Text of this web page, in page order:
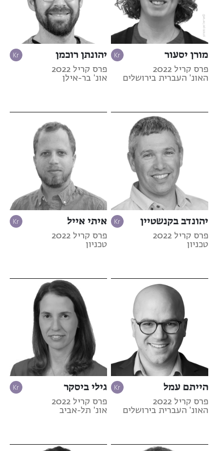
מורן יסעור
פרס קריל 2022
האונ' העברית בירושלים
יהונתן רוכמן
פרס קריל 2022
אונ' בר-אילן
יהונדב בקנשטיין
פרס קריל 2022
טכניון
איתי אייל
פרס קריל 2022
טכניון
הייתם עמל
פרס קריל 2022
האונ' העברית בירושלים
גילי ביסקר
פרס קריל 2022
אונ' תל-אביב